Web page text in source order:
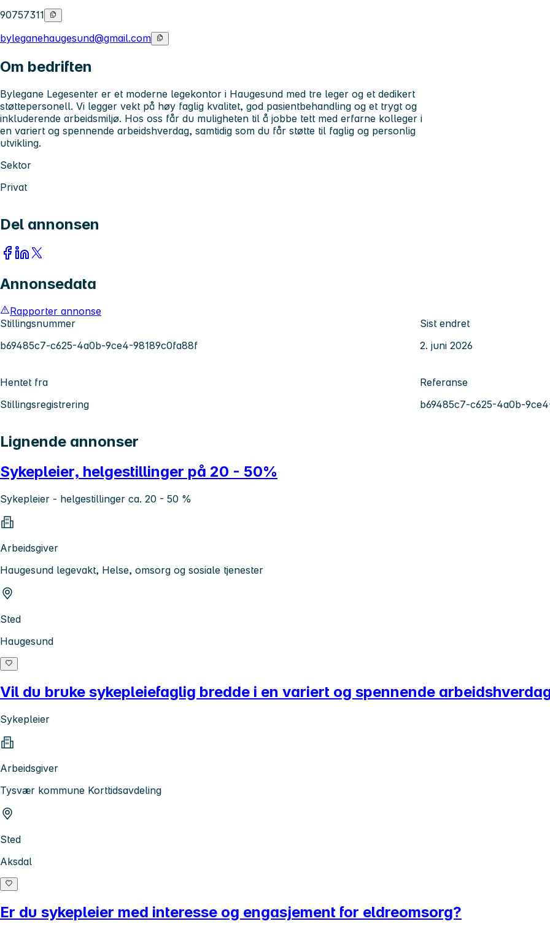
90757311
byleganehaugesund@gmail.com
Om bedriften
Bylegane Legesenter er et moderne legekontor i Haugesund med tre leger og et dedikert
støttepersonell. Vi legger vekt på høy faglig kvalitet, god pasientbehandling og et trygt og
inkluderende arbeidsmiljø. Hos oss får du muligheten til å jobbe tett med erfarne kolleger i
en variert og spennende arbeidshverdag, samtidig som du får støtte til faglig og personlig
utvikling.
Sektor
Privat
Del annonsen
Annonsedata
Rapporter annonse
Stillingsnummer
b69485c7-c625-4a0b-9ce4-98189c0fa88f
Sist endret
2. juni 2026
Hentet fra
Stillingsregistrering
Referanse
b69485c7-c625-4a0b-
Lignende annonser
Sykepleier, helgestillinger på 20 - 50%
Sykepleier - helgestillinger ca. 20 - 50 %
Arbeidsgiver
Haugesund legevakt, Helse, omsorg og sosiale tjenester
Sted
Haugesund
Vil du bruke sykepleiefaglig bredde i en variert og spennende
Sykepleier
Arbeidsgiver
Tysvær kommune Korttidsavdeling
Sted
Aksdal
Er du sykepleier med interesse og engasjement for eldreomsorg?